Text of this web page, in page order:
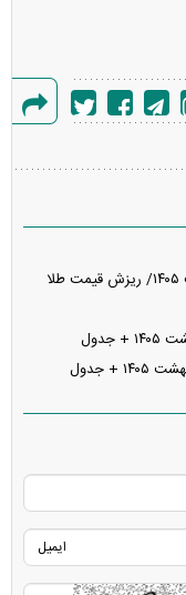
پیش بینی قیمت طلا و سکه امروز ۲ اردیبهشت ۱۴۰۵/ ریزش قیمت طلا